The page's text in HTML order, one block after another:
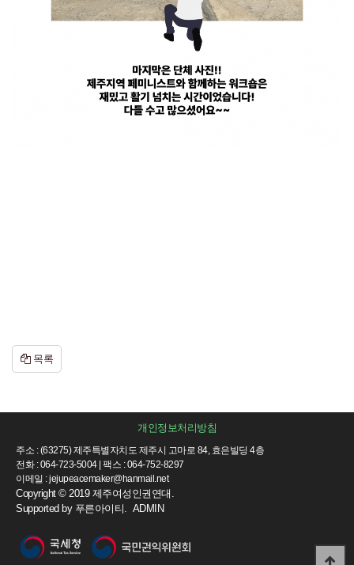
목록
개인정보처리방침
주소 : (63275) 제주특별자치도 제주시 고마로 84, 효은빌딩 4층
전화 : 064-723-5004 | 팩스 : 064-752-8297
이메일 : jejupeacemaker@hanmail.net
Copyright © 2019 제주여성인권연대.
Supported by 푸른아이티. ADMIN